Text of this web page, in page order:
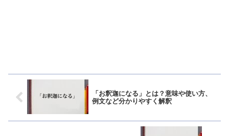
「お釈迦になる」とは？意味や使い方、
例文など分かりやすく解釈